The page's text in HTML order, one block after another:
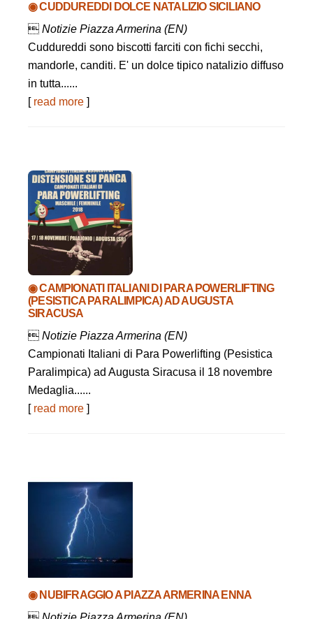
◉ CUDDUREDDI DOLCE NATALIZIO SICILIANO
 Notizie Piazza Armerina (EN)
Cuddureddi sono biscotti farciti con fichi secchi,
mandorle, canditi. E' un dolce tipico natalizio diffuso
in tutta......
[ read more ]
◉ CAMPIONATI ITALIANI DI PARA POWERLIFTING
(PESISTICA PARALIMPICA) AD AUGUSTA
SIRACUSA
 Notizie Piazza Armerina (EN)
Campionati Italiani di Para Powerlifting (Pesistica
Paralimpica) ad Augusta Siracusa il 18 novembre
Medaglia......
[ read more ]
◉ NUBIFRAGGIO A PIAZZA ARMERINA ENNA